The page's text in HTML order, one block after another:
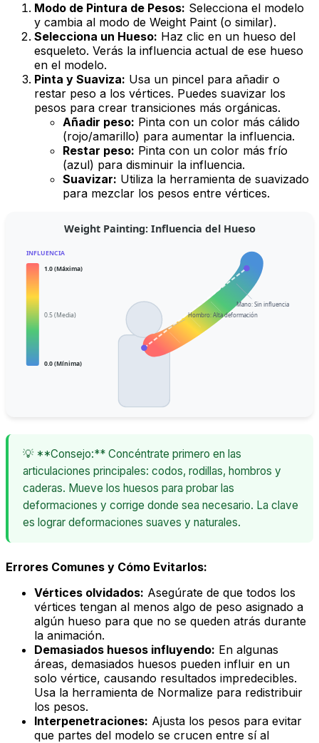
Modo de Pintura de Pesos: Selecciona el modelo
y cambia al modo de Weight Paint (o similar).
Selecciona un Hueso: Haz clic en un hueso del
esqueleto. Verás la influencia actual de ese hueso
en el modelo.
Pinta y Suaviza: Usa un pincel para añadir o
restar peso a los vértices. Puedes suavizar los
pesos para crear transiciones más orgánicas.
Añadir peso: Pinta con un color más cálido
(rojo/amarillo) para aumentar la influencia.
Restar peso: Pinta con un color más frío
(azul) para disminuir la influencia.
Suavizar: Utiliza la herramienta de suavizado
para mezclar los pesos entre vértices.
Weight Painting: Influencia del Hueso
1.0 (Máxima)
0.5 (Media)
0.0 (Mínima)
INFLUENCIA
Hombro: Alta deformación
Mano: Sin influencia
💡 **Consejo:** Concéntrate primero en las
articulaciones principales: codos, rodillas, hombros y
caderas. Mueve los huesos para probar las
deformaciones y corrige donde sea necesario. La clave
es lograr deformaciones suaves y naturales.
Errores Comunes y Cómo Evitarlos:
Vértices olvidados: Asegúrate de que todos los
vértices tengan al menos algo de peso asignado a
algún hueso para que no se queden atrás durante
la animación.
Demasiados huesos influyendo: En algunas
áreas, demasiados huesos pueden influir en un
solo vértice, causando resultados impredecibles.
Usa la herramienta de Normalize para redistribuir
los pesos.
Interpenetraciones: Ajusta los pesos para evitar
que partes del modelo se crucen entre sí al